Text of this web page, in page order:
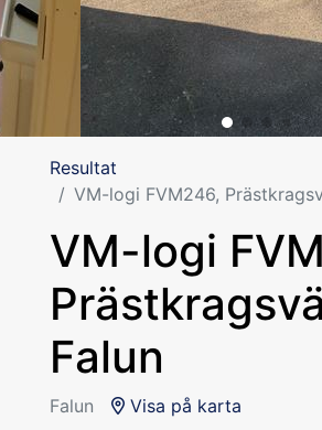
Resultat
VM-logi FVM246,
VM-logi
Falun
Falun Visa på karta